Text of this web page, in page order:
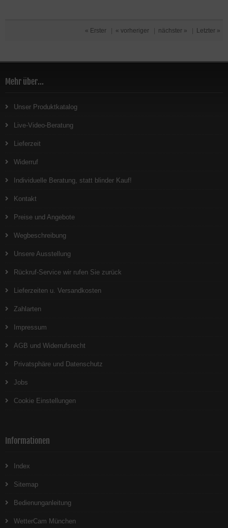
« Erster « vorheriger nächster » Letzter »
Mehr über...
Unser Produktkatalog
Live-Video-Beratung
Lieferzeit
Widerruf
Individuelle Beratung, statt blinder Kauf!
Kontakt
Preise und Angebote
Wegbeschreibung
Unsere Ausstellung
Rückruf-Service wir rufen Sie zurück
Lieferzeiten u. Versandkosten
Zahlarten
Impressum
AGB und Widerrufsrecht
Privatsphäre und Datenschutz
Jobs
Cookie Einstellungen
Informationen
Index
Sitemap
Bedienunganleitung
WetterCam München